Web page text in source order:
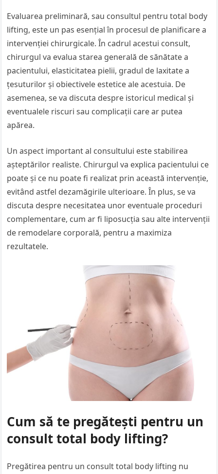
Evaluarea preliminară, sau consultul pentru total body
lifting, este un pas esențial în procesul de planificare a
intervenției chirurgicale. În cadrul acestui consult,
chirurgul va evalua starea generală de sănătate a
pacientului, elasticitatea pielii, gradul de laxitate a
țesuturilor și obiectivele estetice ale acestuia. De
asemenea, se va discuta despre istoricul medical și
eventualele riscuri sau complicații care ar putea
apărea.
Un aspect important al consultului este stabilirea
așteptărilor realiste. Chirurgul va explica pacientului ce
poate și ce nu poate fi realizat prin această intervenție,
evitând astfel dezamăgirile ulterioare. În plus, se va
discuta despre necesitatea unor eventuale proceduri
complementare, cum ar fi liposucția sau alte intervenții
de remodelare corporală, pentru a maximiza
rezultatele.
Cum să te pregătești pentru un
consult total body lifting?
Pregătirea pentru un consult total body lifting nu